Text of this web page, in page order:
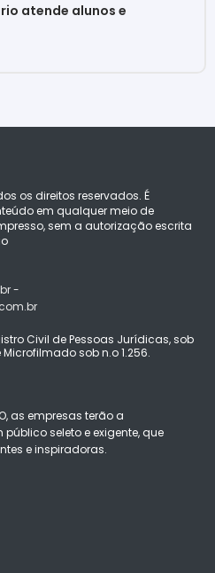
atende alunos e
os direitos reservados. É
em qualquer meio de
sem a autorização escrita
-
Civil de Pessoas Jurídicas, sob
Microfilmado sob n.o 1.256.
as empresas terão a
seleto e exigente, que
e inspiradoras.